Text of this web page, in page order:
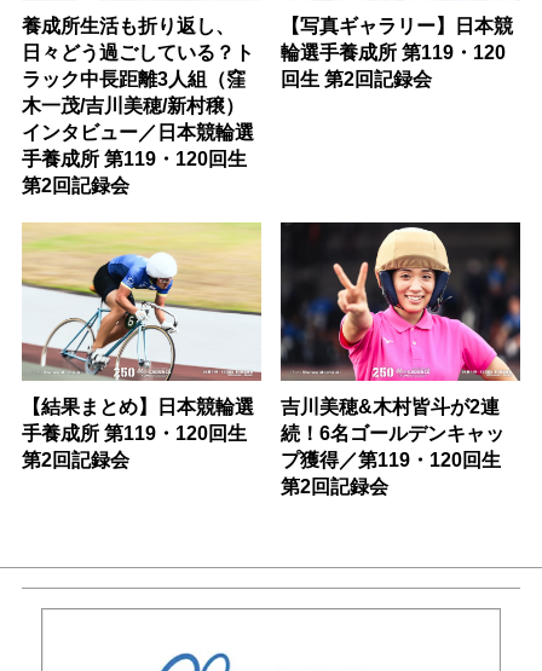
養成所生活も折り返し、
日々どう過ごしている？ト
ラック中長距離3人組（窪
木一茂/吉川美穂/新村穣）
インタビュー／日本競輪選
手養成所 第119・120回生
第2回記録会
【写真ギャラリー】日本競
輪選手養成所 第119・120
回生 第2回記録会
【結果まとめ】日本競輪選
手養成所 第119・120回生
第2回記録会
吉川美穂&木村皆斗が2連
続！6名ゴールデンキャッ
プ獲得／第119・120回生
第2回記録会